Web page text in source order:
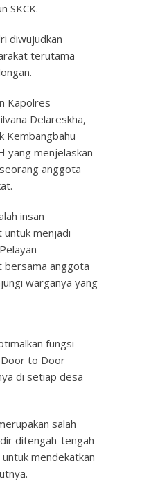
SKCK.
diwujudkan
terutama
Kapolres
Delareskha,
Kembangbahu
yang menjelaskan
anggota
insan
untuk menjadi
bersama anggota
warganya yang
fungsi
Door to Door
di setiap desa
salah
ditengah-tengah
mendekatkan